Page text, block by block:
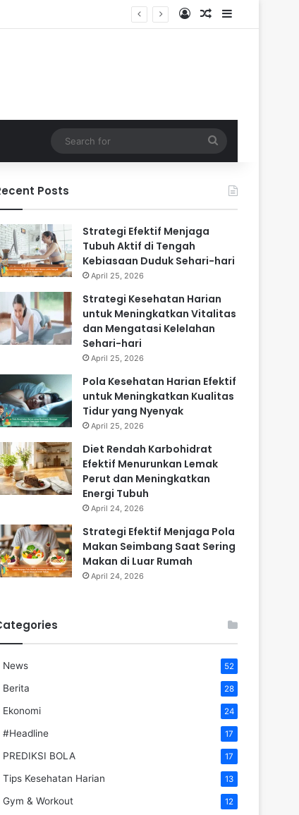
Log InRandom Article
Sidebar
for
Posts
Strategi Efektif Menjaga
Tubuh Aktif di Tengah
Kebiasaan Duduk Sehari-hari
April 25, 2026
Strategi Kesehatan Harian
untuk Meningkatkan Vitalitas
dan Mengatasi Kelelahan
Sehari-hari
April 25, 2026
Pola Kesehatan Harian Efektif
untuk Meningkatkan Kualitas
Tidur yang Nyenyak
April 25, 2026
Diet Rendah Karbohidrat
Efektif Menurunkan Lemak
Perut dan Meningkatkan
Energi Tubuh
April 24, 2026
Strategi Efektif Menjaga Pola
Makan Seimbang Saat Sering
Makan di Luar Rumah
April 24, 2026
News 52
Berita 28
Ekonomi 24
#Headline 17
PREDIKSI BOLA 17
Tips Kesehatan Harian 13
Gym & Workout 12